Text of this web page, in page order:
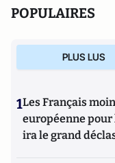
POPULAIRES
PLUS LUS
1Les Français
européenne pour
ira le grand